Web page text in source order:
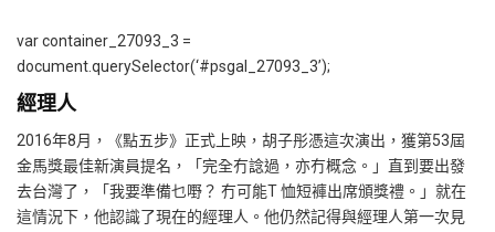
var container_27093_3 =
document.querySelector(‘#psgal_27093_3’);
經理人
2016年8月，《點五步》正式上映，胡子彤憑這次演出，獲第53屆
金馬獎最佳新演員提名，「完全冇諗過，亦冇概念。」直到要出發
去台灣了，「我要準備乜嘢？ 冇可能T 恤短褲出席頒獎禮。」就在
這情況下，他認識了現在的經理人。他仍然記得與經理人第一次見